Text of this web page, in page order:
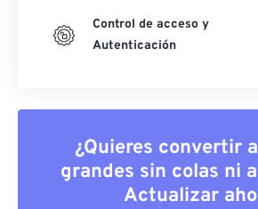
Control de acceso y
Autenticación
¿Quieres convertir
grandes sin colas ni
Actualizar